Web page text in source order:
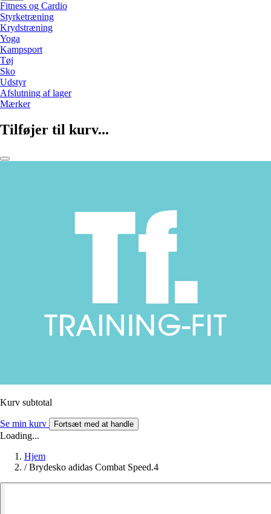
Fitness og Cardio
Styrketræning
Krydstræning
Yoga
Kampsport
Tøj
Sko
Udstyr
Afslutning af lager
Mærker
Tilføjer til kurv...
Kurv subtotal
Se min kurv Fortsæt med at handle
Loading...
Hjem
/ Brydesko adidas Combat Speed.4